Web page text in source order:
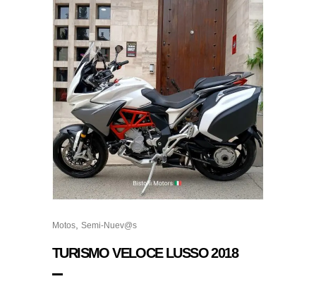
Motos, Semi-Nuev@s
TURISMO VELOCE LUSSO 2018